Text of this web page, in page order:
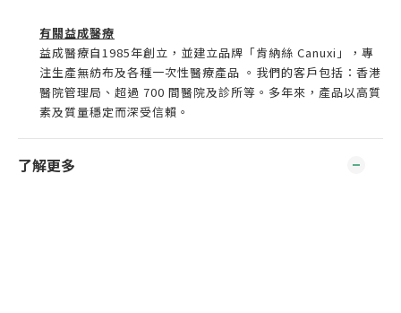
有關益成醫療
益成醫療自1985年創立，並建立品牌「肯納絲 Canuxi」，專
注生產無紡布及各種一次性醫療產品 。 我們的客戶包括： 香港
醫院管理局、超過 700 間醫院及診所等。多年來，產品以高質
素及質量穩定而深受信賴。
了解更多